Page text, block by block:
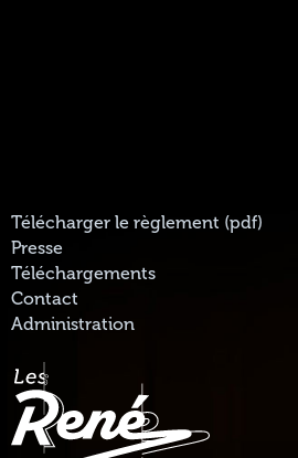
Télécharger le règlement (pdf)
Presse
Téléchargements
Contact
Administration